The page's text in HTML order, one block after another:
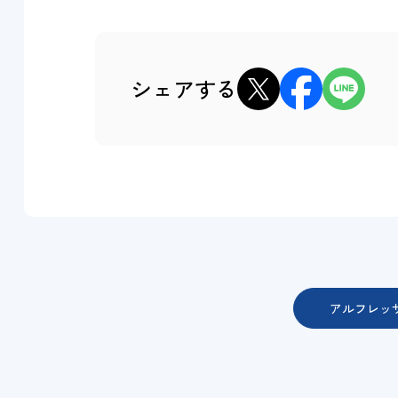
シェアする xでシェアFacebookでシェア
LINEでシェア
アルフレッ